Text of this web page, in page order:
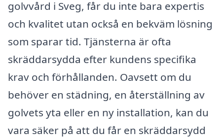
golvvård i Sveg, får du inte bara expertis
och kvalitet utan också en bekväm lösning
som sparar tid. Tjänsterna är ofta
skräddarsydda efter kundens specifika
krav och förhållanden. Oavsett om du
behöver en städning, en återställning av
golvets yta eller en ny installation, kan du
vara säker på att du får en skräddarsydd